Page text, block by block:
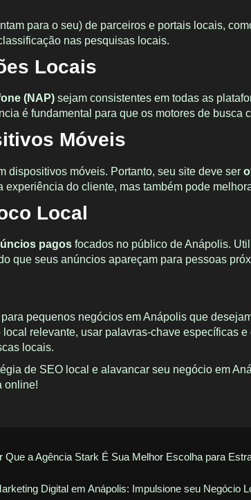
para o seu) de parceiros e portais locais,
nas pesquisas locais.
Locais
(NAP) sejam consistentes em todas as
é fundamental para que os motores de busca
Móveis
dispositivos móveis. Portanto, seu site deve ser
do cliente, mas também pode
Local
pagos focados no público de Anápolis.
que seus anúncios apareçam para pessoas
pequenos negócios em Anápolis que
relevante, usar palavras-chave específicas
locais.
de SEO local e alavancar seu negócio em
online!
Que a Agência Stark É Sua Melhor Escolha para
Digital em Anápolis: Impulsione seu Negócio